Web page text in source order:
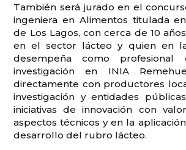
También será jurado en el
ingeniera en Alimentos titulada
de Los Lagos, con cerca de 10
en el sector lácteo y quien en
desempeña como
investigación en INIA
directamente con productores
investigación y entidades
iniciativas de innovación con
aspectos técnicos y en la
desarrollo del rubro lácteo.